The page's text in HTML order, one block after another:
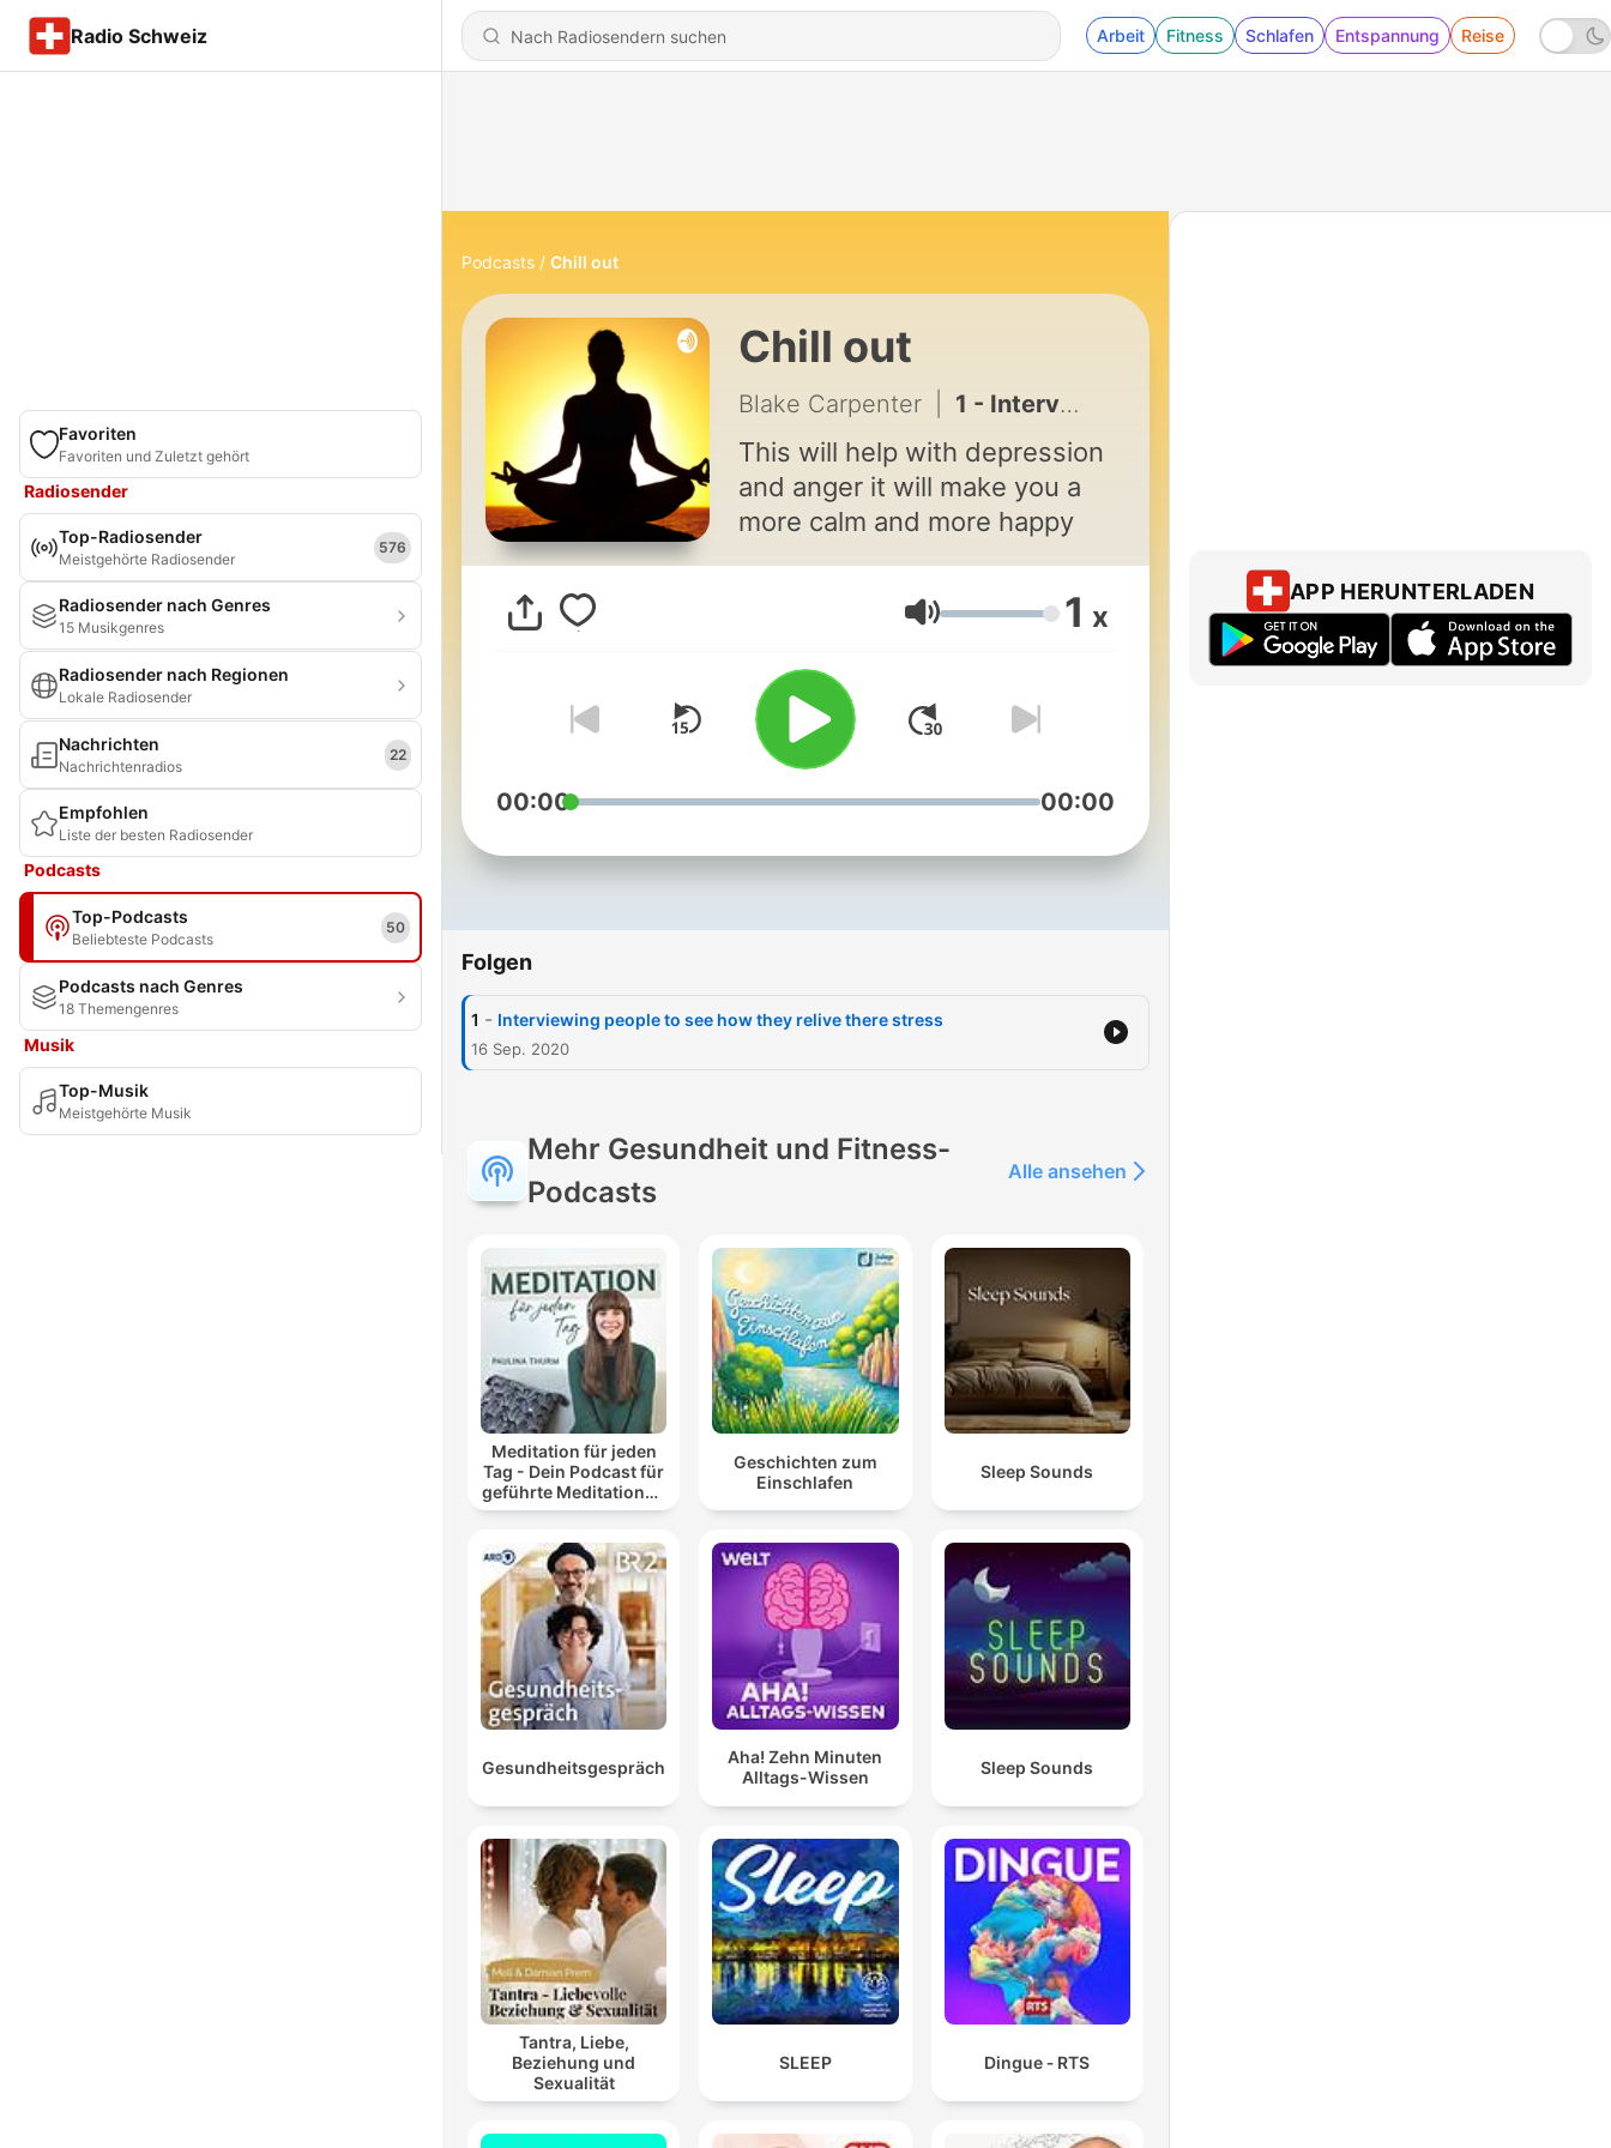
Radio Schweiz Arbeit Fitness Schlafen Entspannung Reise
Favoriten
Favoriten und Zuletzt gehört
Radiosender
Top-Radiosender
Meistgehörte Radiosender
576
Radiosender nach Genres
15 Musikgenres
Radiosender nach Regionen
Lokale Radiosender
Nachrichten
Nachrichtenradios
22
Empfohlen
Liste der besten Radiosender
Podcasts
Top-Podcasts
Beliebteste Podcasts
50
Podcasts nach Genres
18 Themengenres
Musik
Top-Musik
Meistgehörte Musik
Podcasts Chill out
Chill out
Blake Carpenter 1 - Interviewing people to see how they relive there stress
This will help with depression
and anger it will make you a
more calm and more happy
Lautstärke 1 x
00:00 00:00
Folgen
1 - Interviewing people to see how they relive there stress
16 Sep. 2020
Mehr Gesundheit und Fitness-
Podcasts
Alle ansehen
Meditation für jeden
Tag - Dein Podcast für
geführte Meditationen
und Entspannung
Geschichten zum
Einschlafen
Sleep Sounds
Gesundheitsgespräch
Aha! Zehn Minuten
Alltags-Wissen
Sleep Sounds
Tantra, Liebe,
Beziehung und
Sexualität
SLEEP Dingue ‐ RTS
APP HERUNTERLADEN